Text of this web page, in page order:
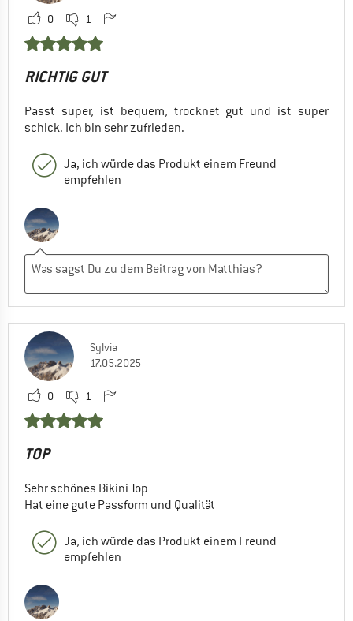
0 1
RICHTIG GUT
Passt super, ist bequem, trocknet gut und ist super
schick. Ich bin sehr zufrieden.
Ja, ich würde das Produkt einem Freund
empfehlen
Sylvia
17.05.2025
0 1
TOP
Sehr schönes Bikini Top
Hat eine gute Passform und Qualität
Ja, ich würde das Produkt einem Freund
empfehlen